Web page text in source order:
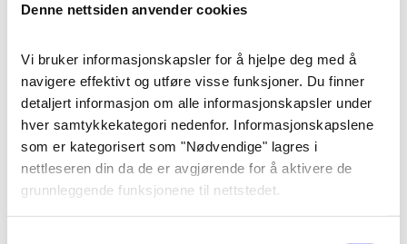
Denne nettsiden anvender cookies
Vi bruker informasjonskapsler for å hjelpe deg med å
navigere effektivt og utføre visse funksjoner. Du finner
detaljert informasjon om alle informasjonskapsler under
hver samtykkekategori nedenfor. Informasjonskapslene
som er kategorisert som "Nødvendige" lagres i
nettleseren din da de er avgjørende for å aktivere de
grunnleggende funksjonene til nettstedet.
«Stilrent og klassisk» str. L
(70 cm)
Klassisk båredekorasjon i
miljøvennlig potte med høy
løvemunn, flotte roser og lisianthus.